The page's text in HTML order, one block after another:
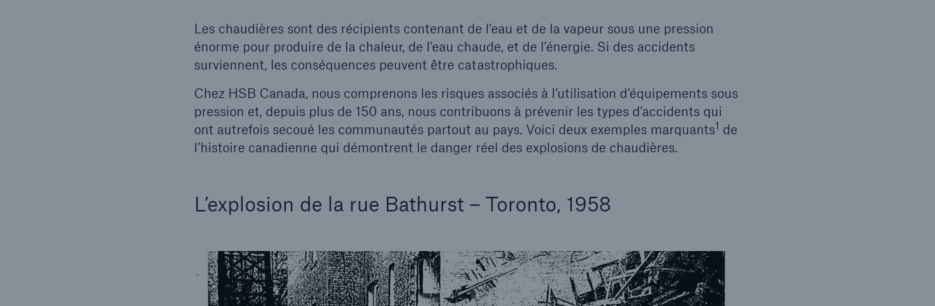
Les chaudières sont des récipients contenant de l’eau et de la vapeur sous une pression
énorme pour produire de la chaleur, de l’eau chaude, et de l’énergie. Si des accidents
surviennent, les conséquences peuvent être catastrophiques.
Chez HSB Canada, nous comprenons les risques associés à l’utilisation d’équipements sous
pression et, depuis plus de 150 ans, nous contribuons à prévenir les types d’accidents qui
ont autrefois secoué les communautés partout au pays. Voici deux exemples marquants1 de
l’histoire canadienne qui démontrent le danger réel des explosions de chaudières.
L’explosion de la rue Bathurst – Toronto, 1958